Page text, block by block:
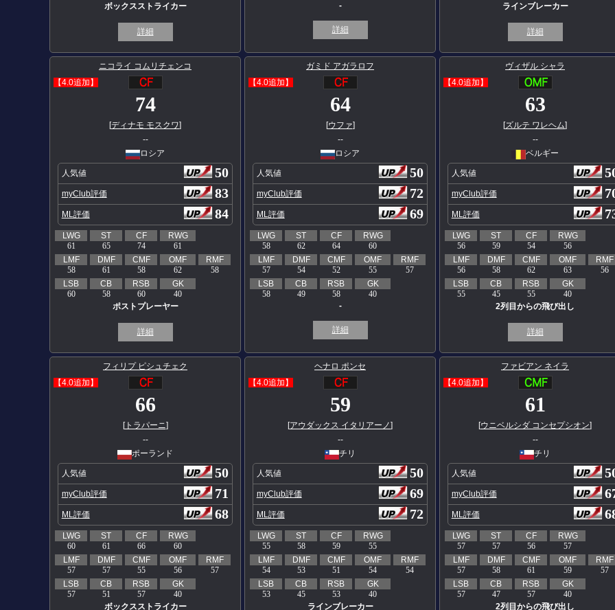
ボックスストライカー
詳細
-
詳細
ラインブレーカー
詳細
ニコライ コムリチェンコ
【4.0追加】
74
[ディナモ モスクワ]
--
ロシア
人気値 50
myClub評価 83
ML評価 84
LWG
61
ST
65
CF
74
RWG
61
LMF
58
DMF
61
CMF
58
OMF
62
RMF
58
LSB
60
CB
58
RSB
60
GK
40
ポストプレーヤー
詳細
ガミド アガラロフ
【4.0追加】
64
[ウファ]
--
ロシア
人気値 50
myClub評価 72
ML評価 69
LWG
58
ST
62
CF
64
RWG
60
LMF
57
DMF
54
CMF
52
OMF
55
RMF
57
LSB
58
CB
49
RSB
58
GK
40
-
詳細
ヴィザル シャラ
【4.0追加】
63
[ズルテ ワレヘム]
--
ベルギー
人気値
myClub評価
ML評価
LWG
56
ST
59
CF
54
RWG
56
LMF
56
DMF
58
CMF
62
OMF
63
RMF
56
LSB
55
CB
45
RSB
55
GK
40
2列目からの飛び出し
詳細
フィリプ ピシュチェク
【4.0追加】
66
[トラパーニ]
--
ポーランド
人気値 50
myClub評価 71
ML評価 68
LWG
60
ST
61
CF
66
RWG
60
LMF
57
DMF
57
CMF
55
OMF
56
RMF
57
LSB
57
CB
51
RSB
57
GK
40
ボックスストライカー
ヘナロ ポンセ
【4.0追加】
59
[アウダックス イタリアーノ]
--
チリ
人気値 50
myClub評価 69
ML評価 72
LWG
55
ST
58
CF
59
RWG
55
LMF
54
DMF
53
CMF
51
OMF
54
RMF
54
LSB
53
CB
45
RSB
53
GK
40
ラインブレーカー
ファビアン ネイラ
【4.0追加】
61
[ウニベルシダ コンセプシオン]
--
チリ
人気値
myClub評価
ML評価
LWG
57
ST
57
CF
56
RWG
57
LMF
57
DMF
58
CMF
61
OMF
59
RMF
57
LSB
57
CB
47
RSB
57
GK
40
2列目からの飛び出し